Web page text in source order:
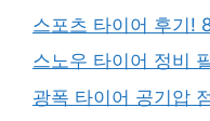
스포츠 타이어 후기!
스노우 타이어 정비
광폭 타이어 공기압